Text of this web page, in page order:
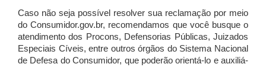
Caso não seja possível resolver sua reclamação por meio
do Consumidor.gov.br, recomendamos que você busque o
atendimento dos Procons, Defensorias Públicas, Juizados
Especiais Cíveis, entre outros órgãos do Sistema Nacional
de Defesa do Consumidor, que poderão orientá-lo e auxiliá-